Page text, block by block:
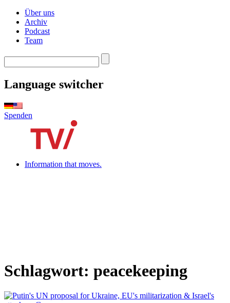
Über uns
Archiv
Podcast
Team
Language switcher
Spenden
Information that moves.
Schlagwort: peacekeeping